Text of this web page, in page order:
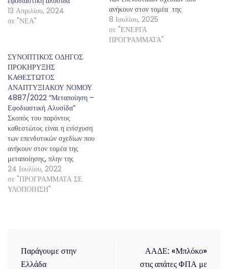
13 Απριλίου, 2024
σε "ΝΕΑ"
ανήκουν στον τομέα της
μεταποίησης, πλην της
μεταποίησης των γεωργικών
προϊόντων, και των
8 Ιουλίου, 2025
σε "ΕΝΕΡΓΑ
ΠΡΟΓΡΑΜΜΑΤΑ"
ΣΥΝΟΠΤΙΚΟΣ ΟΔΗΓΟΣ
ΠΡΟΚΗΡΥΞΗΣ
ΚΑΘΕΣΤΩΤΟΣ
ΑΝΑΠΤΥΞΙΑΚΟΥ ΝΟΜΟΥ
4887/2022 “Μεταποίηση –
Εφοδιαστική Αλυσίδα”
Σκοπός του παρόντος
καθεστώτος είναι η ενίσχυση
των επενδυτικών σχεδίων που
ανήκουν στον τομέα της
μεταποίησης, πλην της
μεταποίησης των γεωργικών
προϊόντων, και των
επενδυτικών σχεδίων στον
Εμπορική εταιρία (Δεν
επιδοτούνται ατομικές
24 Ιουλίου, 2022
σε "ΠΡΟΓΡΑΜΜΑΤΑ ΣΕ
ΥΛΟΠΟΙΗΣΗ"
Παράγουμε στην
Ελλάδα
ΑΑΔΕ: «Μπλόκο»
στις απάτες ΦΠΑ με